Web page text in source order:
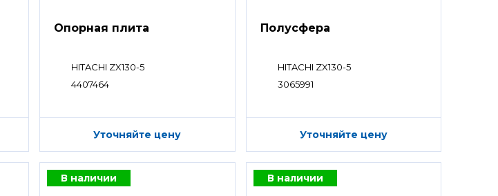
Опорная плита
HITACHI ZX130-5
4407464
Уточняйте цену
Полусфера
HITACHI ZX130-5
3065991
Уточняйте цену
В наличии В наличии